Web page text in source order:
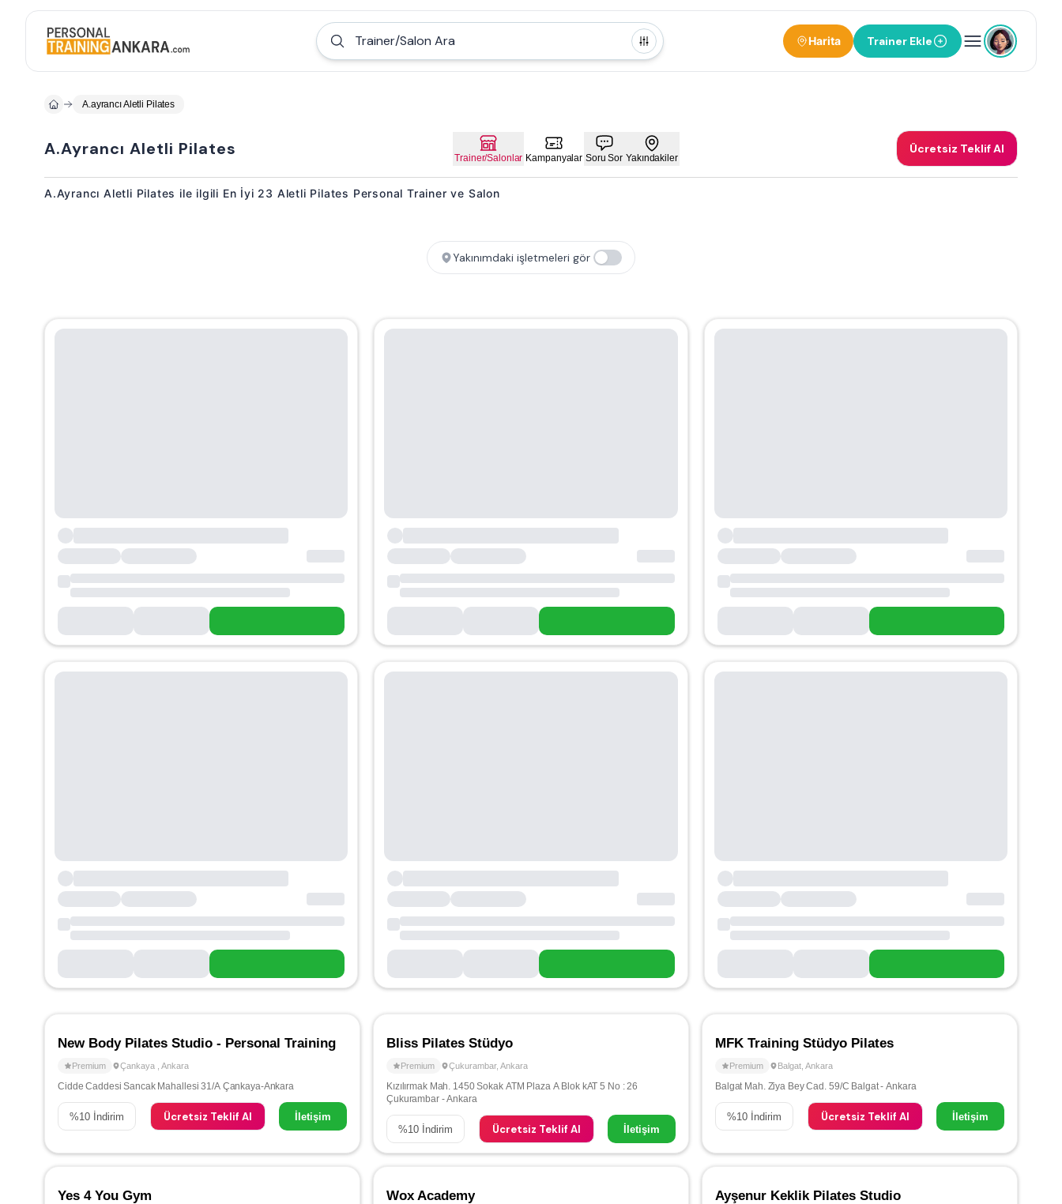
Trainer/Salon Ara Harita Trainer Ekle
A.ayrancı Aletli Pilates
A.Ayrancı Aletli Pilates Trainer/Salonlar Kampanyalar Soru Sor Yakındakiler
Ücretsiz Teklif Al
A.Ayrancı Aletli Pilates ile ilgili En İyi 23 Aletli Pilates Personal Trainer ve Salon
Yakınımdaki işletmeleri gör
New Body Pilates Studio - Personal Training
Premium Çankaya Ankara
Cidde Caddesi Sancak Mahallesi 31/A Çankaya-Ankara
%10 İndirim Ücretsiz Teklif Al İletişim
Bliss Pilates Stüdyo
Premium Çukurambar, Ankara
Kızılırmak Mah. 1450 Sokak ATM Plaza A Blok kAT 5 No : 26
Çukurambar - Ankara
%10 İndirim Ücretsiz Teklif Al İletişim
MFK Training Stüdyo Pilates
Premium Balgat Ankara
Balgat Mah. Ziya Bey Cad. 59/C Balgat - Ankara
%10 İndirim Ücretsiz Teklif Al İletişim
Yes 4 You Gym Wox Academy Ayşenur Keklik Pilates Studio